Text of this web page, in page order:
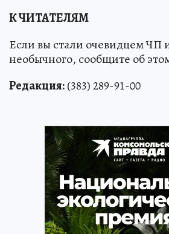
К ЧИТАТЕЛЯМ
Если вы стали очевидцем ЧП
необычного, сообщите об
Редакция:(383) 289-91-00